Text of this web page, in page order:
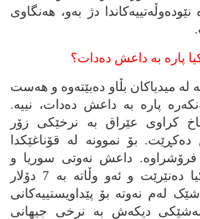
دژ به‌و، هه‌نگاوی
پاره‌ به‌ داعش ده‌دات؟
له‌ میدیاکان بڵاو ده‌بێته‌وه‌ و هه‌ست
پاره‌ به‌ داعش ده‌دات، نییه‌.
کراوی عێراق به‌ نرخێکی زۆر
بۆ نموونه‌ له‌ قۆناغێکدا
7 دۆلار فرۆشراوه‌. داعش نه‌وتی سوریا و
عێراق به‌ره‌و تورکیا ده‌نێرێت و ئه‌و وڵاته‌ به‌ 7 دۆلار
له‌م نه‌وته‌ بۆ پێداویستییه‌کانی
دیکه‌ش به‌ نرخی جیهانی